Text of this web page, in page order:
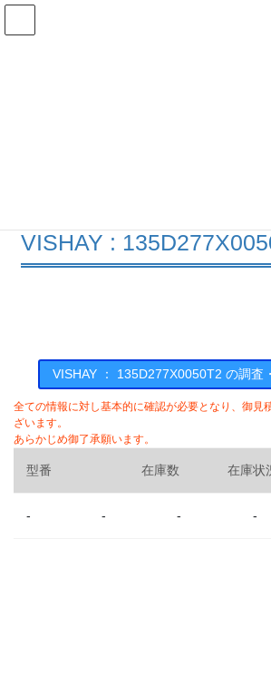
コ
ナ
VISHAY :
VISHAY ： 135D277X0050T2 の調査
全ての情報に対し基本的に確認が必要となり、御見
ざいます。
あらかじめ御了承願います。
型番 在庫数 在庫状
- - - -